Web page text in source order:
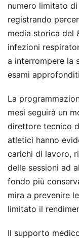
numero limitato
registrando
media storica del
infezioni
a interrompere la
esami
La
mesi seguirà un
direttore tecnico
atletici hanno
carichi di lavoro,
delle sessioni ad
fondo più
mira a prevenire
limitato il
Il supporto